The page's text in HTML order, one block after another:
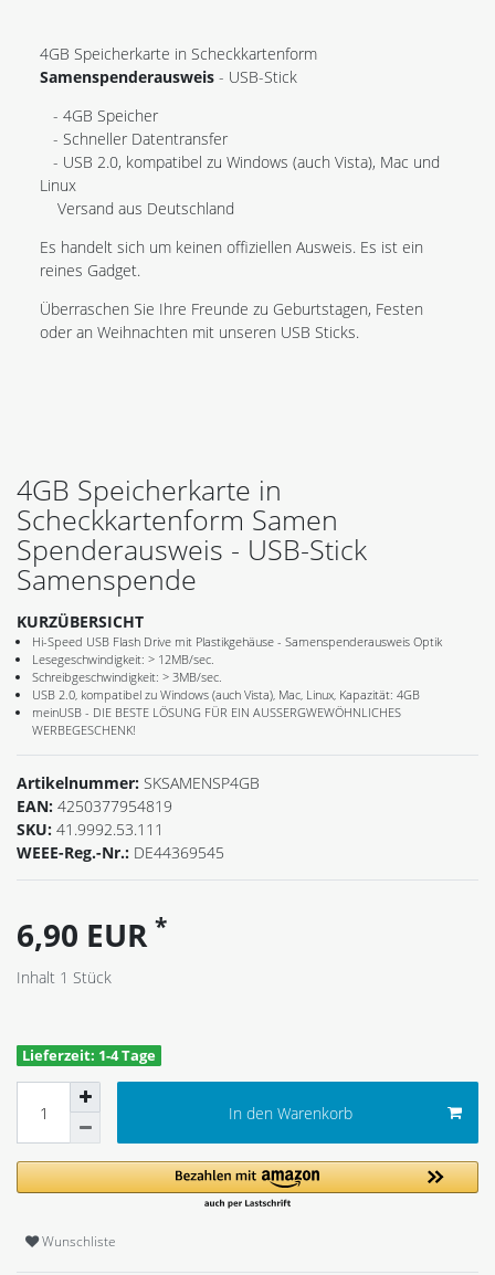
4GB Speicherkarte in Scheckkartenform
Samenspenderausweis - USB-Stick
- 4GB Speicher
- Schneller Datentransfer
- USB 2.0, kompatibel zu Windows (auch Vista), Mac und
Linux
Versand aus Deutschland
Es handelt sich um keinen offiziellen Ausweis. Es ist ein
reines Gadget.
Überraschen Sie Ihre Freunde zu Geburtstagen, Festen
oder an Weihnachten mit unseren USB Sticks.
4GB Speicherkarte in
Scheckkartenform Samen
Spenderausweis - USB-Stick
Samenspende
KURZÜBERSICHT
Hi-Speed USB Flash Drive mit Plastikgehäuse - Samenspenderausweis Optik
Lesegeschwindigkeit: > 12MB/sec.
Schreibgeschwindigkeit: > 3MB/sec.
USB 2.0, kompatibel zu Windows (auch Vista), Mac, Linux, Kapazität: 4GB
meinUSB - DIE BESTE LÖSUNG FÜR EIN AUSSERGWEWÖHNLICHES
WERBEGESCHENK!
Artikelnummer: SKSAMENSP4GB
EAN: 4250377954819
SKU: 41.9992.53.111
WEEE-Reg.-Nr.: DE44369545
6,90 EUR *
Inhalt 1 Stück
Lieferzeit: 1-4 Tage
In den Warenkorb
Wunschliste